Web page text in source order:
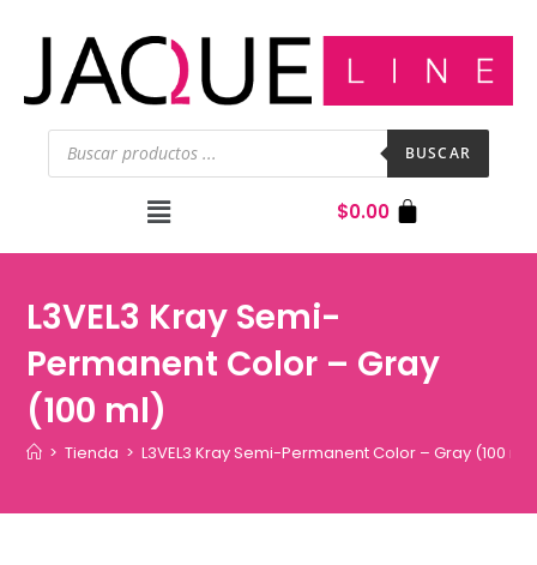
BUSCAR
$0.00
L3VEL3 Kray Semi-
Permanent Color – Gray
(100 ml)
> Tienda > L3VEL3 Kray Semi-Permanent Color – Gray (100 ml)